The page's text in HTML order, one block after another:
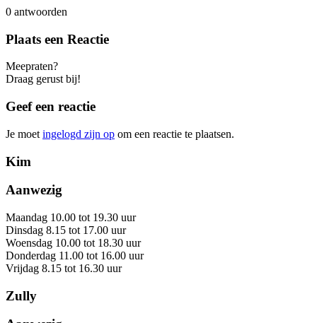
0 antwoorden
Plaats een Reactie
Meepraten?
Draag gerust bij!
Geef een reactie
Je moet ingelogd zijn op om een reactie te plaatsen.
Kim
Aanwezig
Maandag 10.00 tot 19.30 uur
Dinsdag 8.15 tot 17.00 uur
Woensdag 10.00 tot 18.30 uur
Donderdag 11.00 tot 16.00 uur
Vrijdag 8.15 tot 16.30 uur
Zully